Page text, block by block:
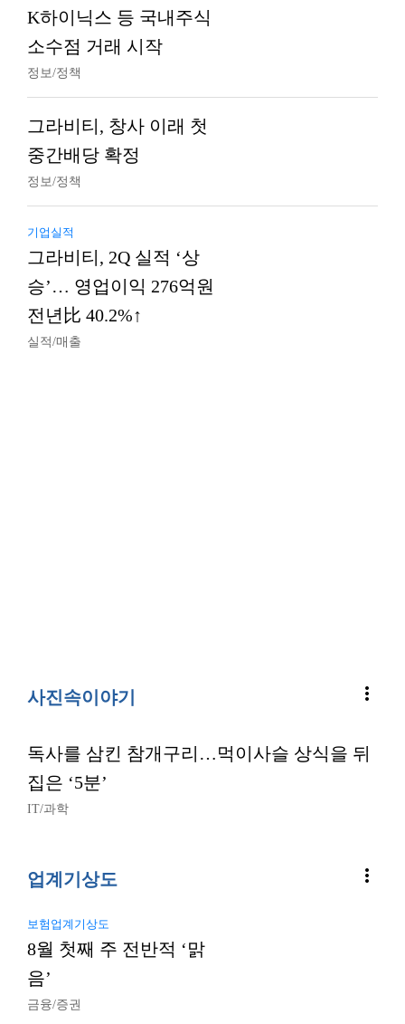
K하이닉스 등 국내주식
소수점 거래 시작
정보/정책
그라비티, 창사 이래 첫
중간배당 확정
정보/정책
기업실적
그라비티, 2Q 실적 ‘상
승’… 영업이익 276억원
전년比 40.2%↑
실적/매출
사진속이야기 more_vert
독사를 삼킨 참개구리…먹이사슬 상식을 뒤
집은 ‘5분’
IT/과학
업계기상도 more_vert
보험업계기상도
8월 첫째 주 전반적 ‘맑
음’
금융/증권